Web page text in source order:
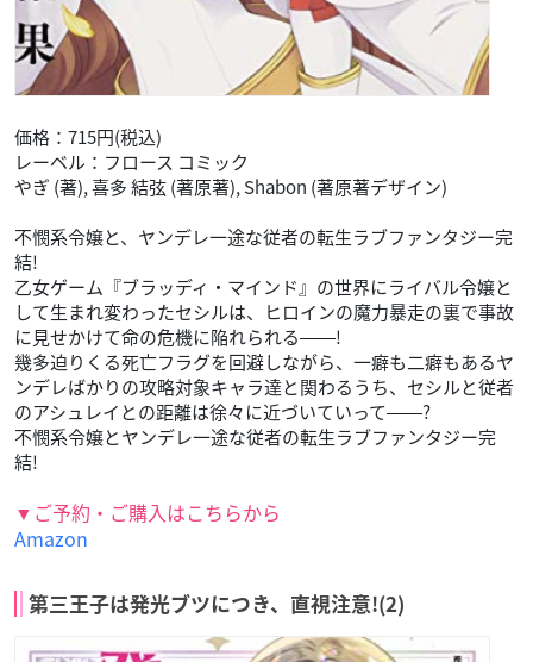
価格：715円(税込)
レーベル：フロース コミック
やぎ (著), 喜多 結弦 (著原著), Shabon (著原著デザイン)
不憫系令嬢と、ヤンデレ一途な従者の転生ラブファンタジー完
結!
乙女ゲーム『ブラッディ・マインド』の世界にライバル令嬢と
して生まれ変わったセシルは、ヒロインの魔力暴走の裏で事故
に見せかけて命の危機に陥れられる――!
幾多迫りくる死亡フラグを回避しながら、一癖も二癖もあるヤ
ンデレばかりの攻略対象キャラ達と関わるうち、セシルと従者
のアシュレイとの距離は徐々に近づいていって――?
不憫系令嬢とヤンデレ一途な従者の転生ラブファンタジー完
結!
▼ご予約・ご購入はこちらから
Amazon
第三王子は発光ブツにつき、直視注意!(2)